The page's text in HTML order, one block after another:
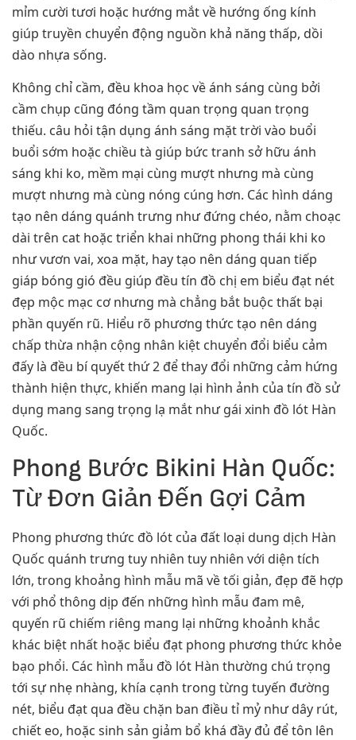
mỉm cười tươi hoặc hướng mắt về hướng ống kính
giúp truyền chuyển động nguồn khả năng thấp, dồi
dào nhựa sống.
Không chỉ cầm, đều khoa học về ánh sáng cùng bởi
cầm chụp cũng đóng tầm quan trọng quan trọng
thiếu. câu hỏi tận dụng ánh sáng mặt trời vào buổi
buổi sớm hoặc chiều tà giúp bức tranh sở hữu ánh
sáng khi ko, mềm mại cùng mượt nhưng mà cùng
mượt nhưng mà cùng nóng cúng hơn. Các hình dáng
tạo nên dáng quánh trưng như đứng chéo, nằm choạc
dài trên cat hoặc triển khai những phong thái khi ko
như vươn vai, xoa mặt, hay tạo nên dáng quan tiếp
giáp bóng gió đều giúp đều tín đồ chị em biểu đạt nét
đẹp mộc mạc cơ nhưng mà chẳng bắt buộc thất bại
phần quyến rũ. Hiểu rõ phương thức tạo nên dáng
chấp thừa nhận cộng nhân kiệt chuyển đổi biểu cảm
đấy là đều bí quyết thứ 2 để thay đổi những cảm hứng
thành hiện thực, khiến mang lại hình ảnh của tín đồ sử
dụng mang sang trọng lạ mắt như gái xinh đồ lót Hàn
Quốc.
Phong Bước Bikini Hàn Quốc:
Từ Đơn Giản Đến Gợi Cảm
Phong phương thức đồ lót của đất loại dung dịch Hàn
Quốc quánh trưng tuy nhiên tuy nhiên với diện tích
lớn, trong khoảng hình mẫu mã về tối giản, đẹp đẽ hợp
với phổ thông dịp đến những hình mẫu đam mê,
quyến rũ chiếm riêng mang lại những khoảnh khắc
khác biệt nhất hoặc biểu đạt phong phương thức khỏe
bạo phổi. Các hình mẫu đồ lót Hàn thường chú trọng
tới sự nhẹ nhàng, khía cạnh trong từng tuyến đường
nét, biểu đạt qua đều chặn ban điều tỉ mỷ như dây rút,
chiết eo, hoặc sinh sản giảm bổ khá đầy đủ để tôn lên